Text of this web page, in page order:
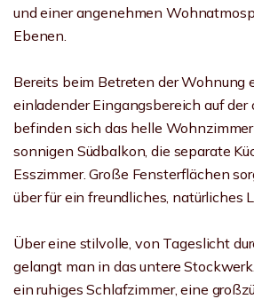
und einer angenehmen
Ebenen.
Bereits beim Betreten der Wohnung
einladender Eingangsbereich auf der
befinden sich das helle
sonnigen Südbalkon, die separate
Esszimmer. Große Fensterflächen
über für ein freundliches, natürliches
Über eine stilvolle, von Tageslicht
gelangt man in das untere
ein ruhiges Schlafzimmer, eine